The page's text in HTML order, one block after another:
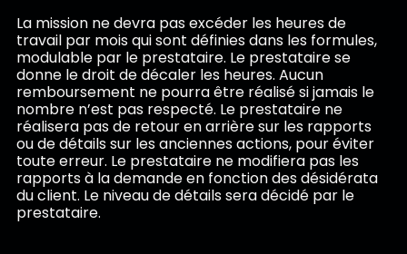
La mission ne devra pas excéder les heures de
travail par mois qui sont définies dans les formules,
modulable par le prestataire. Le prestataire se
donne le droit de décaler les heures. Aucun
remboursement ne pourra être réalisé si jamais le
nombre n’est pas respecté. Le prestataire ne
réalisera pas de retour en arrière sur les rapports
ou de détails sur les anciennes actions, pour éviter
toute erreur. Le prestataire ne modifiera pas les
rapports à la demande en fonction des désidérata
du client. Le niveau de détails sera décidé par le
prestataire.